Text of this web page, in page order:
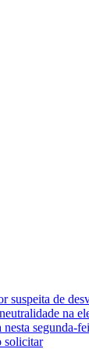
suspeita de
na
segunda-
solicitar